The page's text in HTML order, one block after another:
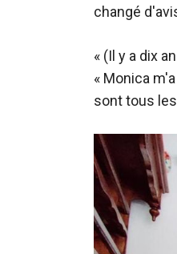
changé
« (Il y a dix
« Monica
sont tous